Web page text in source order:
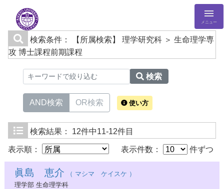
メニュー
検索条件：
【所属検索】 理学研究科 ＞ 生命理学専
攻 博士課程前期課程
検索
AND検索 OR検索 使い方
検索結果： 12件中11-12件目
表示順： 表示件数： 件ずつ
眞島 恵介 （ マシマ ケイスケ ）
理学部 生命理学科